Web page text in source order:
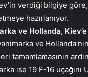
verdiği bilgiye
hazırlanıyor.
ve Hollanda,
ve
tamamlamasının
ise 19 F-16 uçağını